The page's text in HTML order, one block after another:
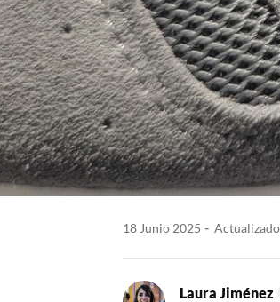
18 Junio 2025
Laura Jiménez